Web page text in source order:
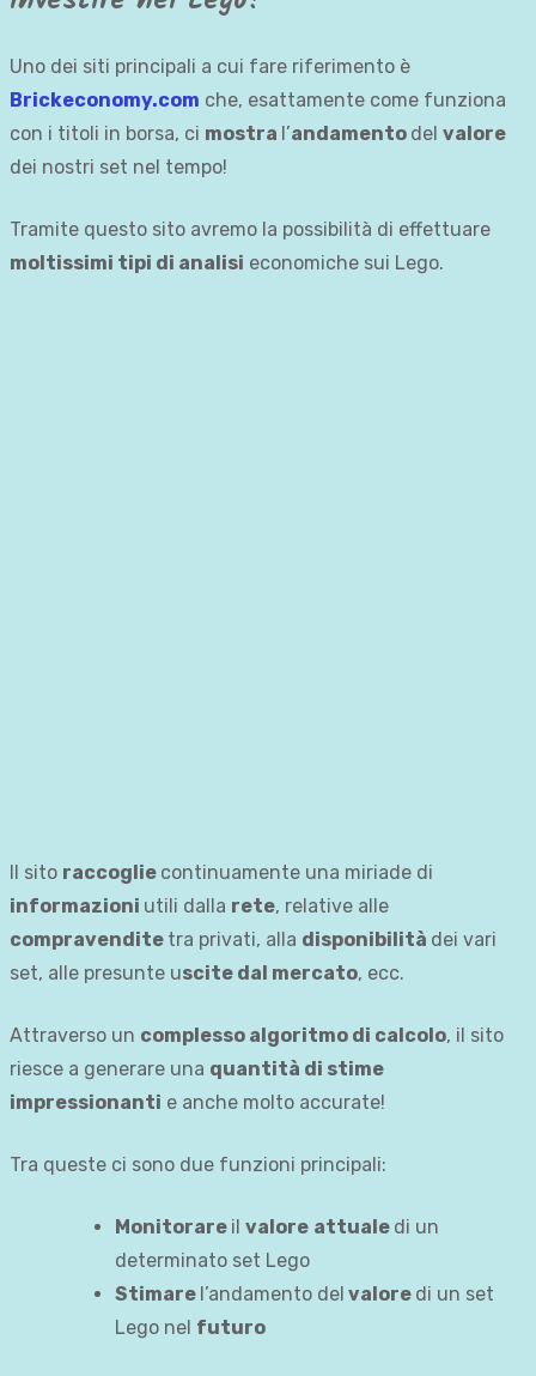
Uno dei siti principali a cui fare riferimento è
Brickeconomy.com che, esattamente come funziona
con i titoli in borsa, ci mostra l’andamento del valore
dei nostri set nel tempo!
Tramite questo sito avremo la possibilità di effettuare
moltissimi tipi di analisi economiche sui Lego.
Il sito raccoglie continuamente una miriade di
informazioni utili dalla rete, relative alle
compravendite tra privati, alla disponibilità dei vari
set, alle presunte uscite dal mercato, ecc.
Attraverso un complesso algoritmo di calcolo, il sito
riesce a generare una quantità di stime
impressionanti e anche molto accurate!
Tra queste ci sono due funzioni principali:
Monitorare il valore attuale di un
determinato set Lego
Stimare l’andamento del valore di un set
Lego nel futuro